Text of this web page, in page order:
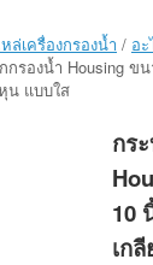
ล่เครื่องกรองน้ำ / อ
กรองน้ำ Housing ข
น แบบใส
กร
10
เก